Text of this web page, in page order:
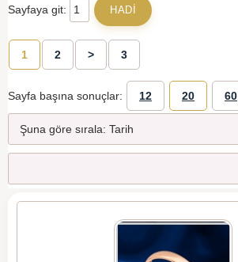
Sayfaya git:
1 2 > 3
Sayfa başına sonuçlar: 12 20 60